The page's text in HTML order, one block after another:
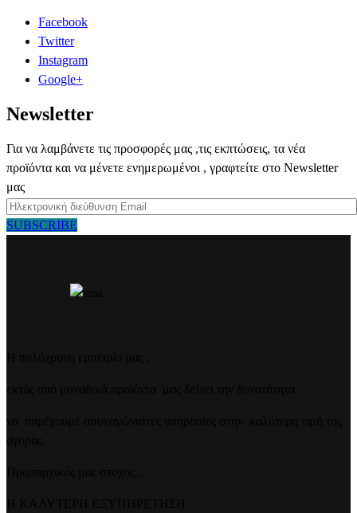
Facebook
Twitter
Instagram
Google+
Newsletter
Για να λαμβάνετε τις προσφορές μας ,τις εκπτώσεις, τα νέα
προϊόντα και να μένετε ενημερωμένοι , γραφτείτε στο Newsletter
μας
SUBSCRIBE